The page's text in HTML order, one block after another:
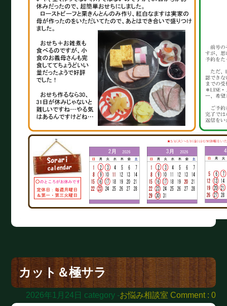
カット＆極サラ
2026年1月24日 category -お悩み相談室 Comment : 0